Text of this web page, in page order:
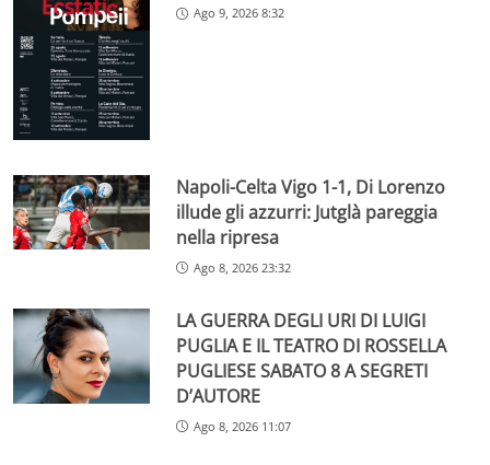
Ago 9, 2026 8:32
Napoli-Celta Vigo 1-1, Di Lorenzo
illude gli azzurri: Jutglà pareggia
nella ripresa
Ago 8, 2026 23:32
LA GUERRA DEGLI URI DI LUIGI
PUGLIA E IL TEATRO DI ROSSELLA
PUGLIESE SABATO 8 A SEGRETI
D’AUTORE
Ago 8, 2026 11:07